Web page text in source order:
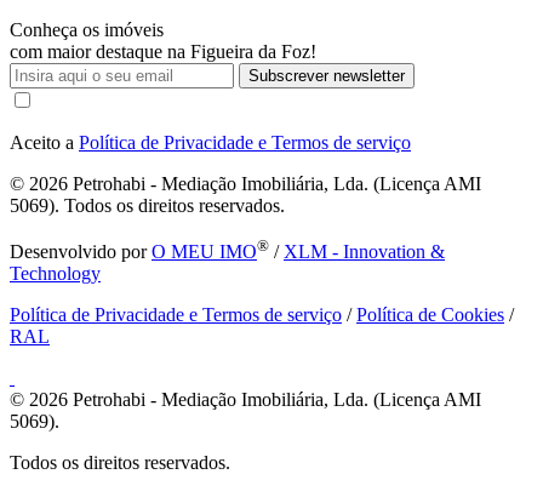
Conheça os imóveis
com maior destaque na Figueira da Foz!
Subscrever newsletter
Aceito a Política de Privacidade e Termos de serviço
© 2026 Petrohabi - Mediação Imobiliária, Lda. (Licença AMI
5069). Todos os direitos reservados.
Desenvolvido porO MEU IMO® / XLM - Innovation &
Technology
Política de Privacidade e Termos de serviço /Política de Cookies /
RAL
© 2026 Petrohabi - Mediação Imobiliária, Lda. (Licença AMI
5069).
Todos os direitos reservados.